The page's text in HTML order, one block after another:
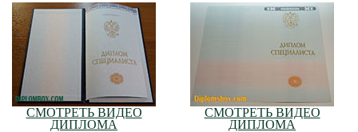
СМОТРЕТЬ ВИДЕО
ДИПЛОМА
СМОТРЕТЬ ВИДЕО
ДИПЛОМА